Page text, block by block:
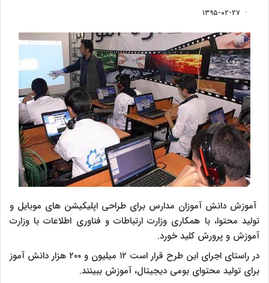
۱۳۹۵-۰۲-۲۷
آموزش دانش آموزان مدارس برای طراحی اپلیکیشن های موبایل و
تولید محتوا، با همکاری وزارت ارتباطات و فناوری اطلاعات با وزارت
آموزش و پرورش کلید خورد.
در راستای اجرای این طرح قرار است ۱۲ میلیون و ۲۰۰ هزار دانش آموز
برای تولید محتوای بومی دیجیتال، آموزش ببینند.